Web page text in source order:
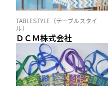
TABLESTYLE（テーブルスタイ
ル）
ＤＣＭ株式会社